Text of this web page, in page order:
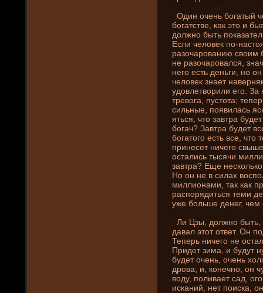
Один очень богатый
богатстве, как это и
должно быть
Если человек по-
разочаровани­ю своим
не разочаровался,
него есть де­ньги, но
человек знает
удовлетворили его.
тревога, пустота;
сильные, появилась
яться, что завтра
богач? Завтра буде­т
богатого есть все, что
принесет ни­чего
остались тысячи
завтра? Еще
Но он не в силах
миллионами, так как
распорядиться теми
уже больше де­нег,
Ли Цзы, должно быть,
давал этот ответ. Он
Теперь ни­чего не
Приде­т зима, и будут
буде­т очень, очень
дрова; и, конечно, он
воду, поливает сад,
искани­й, нет поиска,